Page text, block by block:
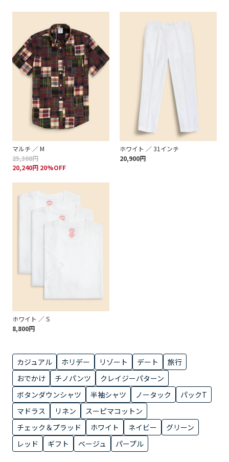
マルチ ／ M
25,300円
20,240円 20%OFF
ホワイト ／ 31インチ
20,900円
ホワイト ／ S
8,800円
カジュアル ホリデー リゾート デート
旅行
おでかけ
チノパンツ
クレイジーパターン
ボタンダウンシャツ
半袖シャツ ノータック
パックT
マドラス
リネン
スーピマコットン
チェック＆プラッド
ホワイト ネイビー
グリーン
レッド
ギフト ベージュ パープル